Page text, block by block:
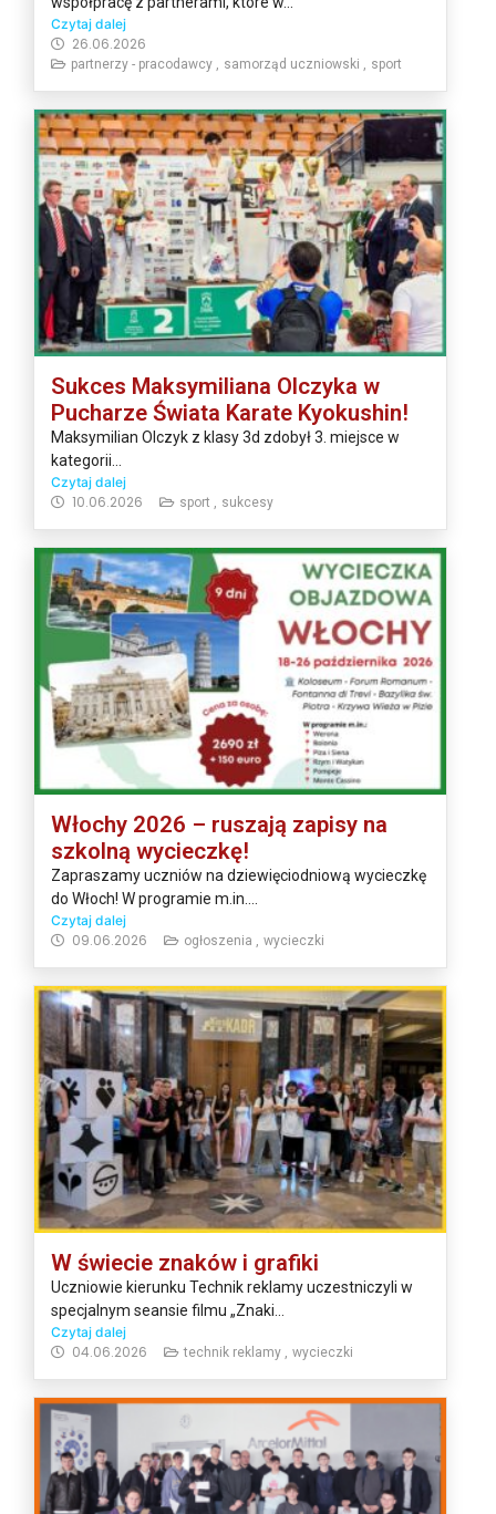
Czytaj dalej
26.06.2026
partnerzy - pracodawcy , samorząd uczniowski , sport
Sukces Maksymiliana Olczyka w
Pucharze Świata Karate Kyokushin!
Maksymilian Olczyk z klasy 3d zdobył 3. miejsce w
kategorii...
Czytaj dalej
10.06.2026 sport , sukcesy
Włochy 2026 – ruszają zapisy na
szkolną wycieczkę!
Zapraszamy uczniów na dziewięciodniową wycieczkę
do Włoch! W programie m.in....
Czytaj dalej
09.06.2026 ogłoszenia , wycieczki
W świecie znaków i grafiki
Uczniowie kierunku Technik reklamy uczestniczyli w
specjalnym seansie filmu „Znaki...
Czytaj dalej
04.06.2026 technik reklamy , wycieczki